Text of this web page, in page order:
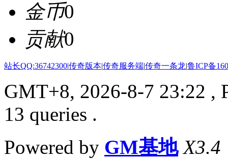
金币0
贡献0
站长QQ:36742300|传奇版本|传奇服务端|传奇一条龙|鲁ICP备
GMT+8, 2026-8-7 23:22 ,
13 queries .
Powered by GM基地 X3.4